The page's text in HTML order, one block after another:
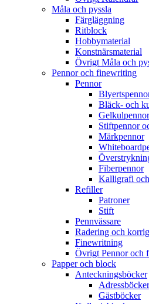
Måla och pyssla
Färgläggning
Ritblock
Hobbymaterial
Konstnärsmaterial
Övrigt Måla och
Pennor och finewriting
Pennor
Bläck- och
Gelkulpennor
Stiftpennor
Märkpennor
Fiberpennor
Kalligrafi
Refiller
Patroner
Stift
Pennvässare
Radering och
Finewritning
Övrigt Pennor och
Papper och block
Anteckningsböcker
Adressböcker
Gästböcker